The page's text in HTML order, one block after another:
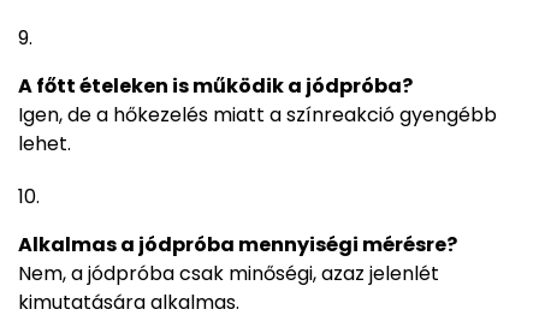
A főtt ételeken is működik a jódpróba?
Igen, de a hőkezelés miatt a színreakció gyengébb
lehet.
Alkalmas a jódpróba mennyiségi mérésre?
Nem, a jódpróba csak minőségi, azaz jelenlét
kimutatására alkalmas.